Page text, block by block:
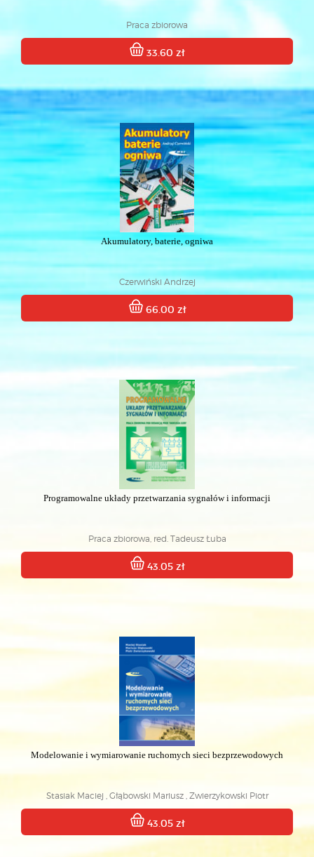
Praca zbiorowa
33.60 zł
Akumulatory, baterie, ogniwa
Czerwiński Andrzej
66.00 zł
Programowalne układy przetwarzania sygnałów i informacji
Praca zbiorowa, red. Tadeusz Łuba
43.05 zł
Modelowanie i wymiarowanie ruchomych sieci bezprzewodowych
Stasiak Maciej , Głąbowski Mariusz , Zwierzykowski Piotr
43.05 zł